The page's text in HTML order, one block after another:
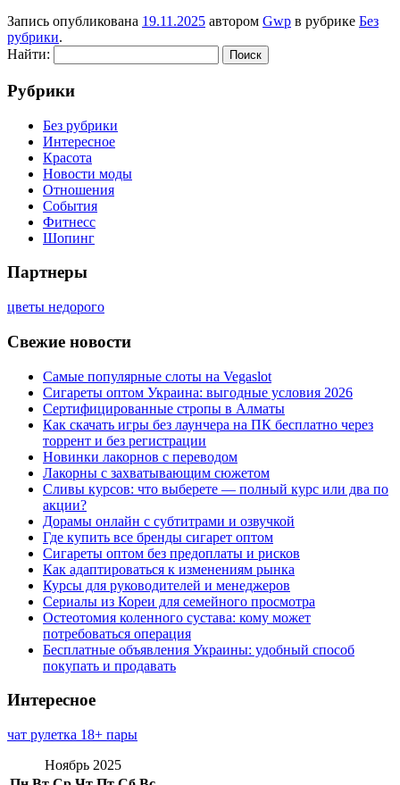
Запись опубликована 19.11.2025 автором Gwp в рубрике Без
рубрики.
Найти:
Рубрики
Без рубрики
Интересное
Красота
Новости моды
Отношения
События
Фитнесс
Шопинг
Партнеры
цветы недорого
Свежие новости
Самые популярные слоты на Vegaslot
Сигареты оптом Украина: выгодные условия 2026
Сертифицированные стропы в Алматы
Как скачать игры без лаунчера на ПК бесплатно через
торрент и без регистрации
Новинки лакорнов с переводом
Лакорны с захватывающим сюжетом
Сливы курсов: что выберете — полный курс или два по
акции?
Дорамы онлайн с субтитрами и озвучкой
Где купить все бренды сигарет оптом
Сигареты оптом без предоплаты и рисков
Как адаптироваться к изменениям рынка
Курсы для руководителей и менеджеров
Сериалы из Кореи для семейного просмотра
Остеотомия коленного сустава: кому может
потребоваться операция
Бесплатные объявления Украины: удобный способ
покупать и продавать
Интересное
чат рулетка 18+ пары
Ноябрь 2025